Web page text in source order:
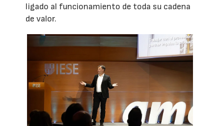
ligado al funcionamiento de toda su cadena
de valor.